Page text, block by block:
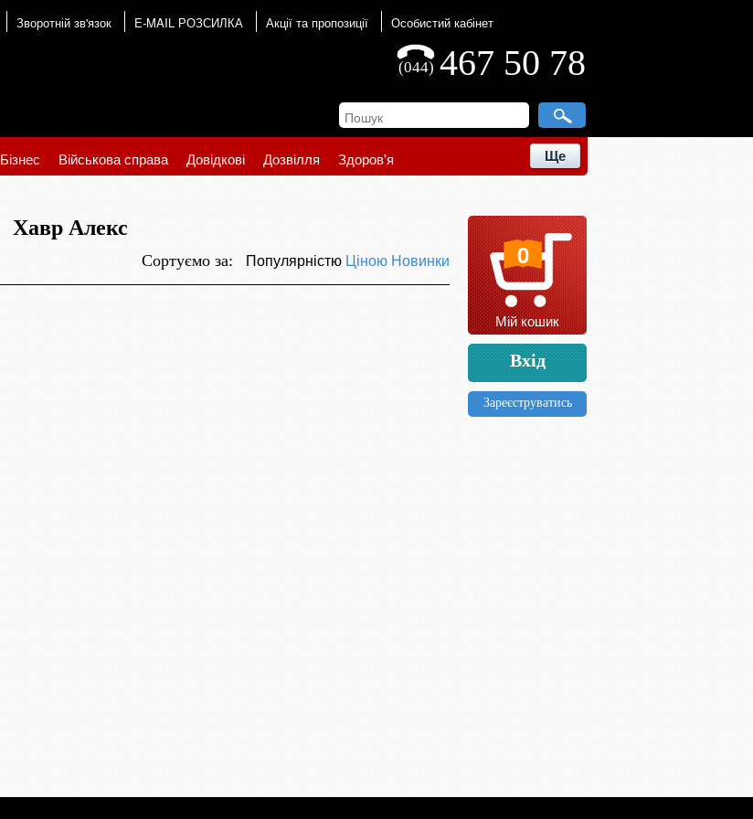
Зворотній зв'язок E-MAIL РОЗСИЛКА Акції та пропозиції Особистий кабінет
467 50 78
(044)
Бізнес Військова справа Довідкові Дозвілля Здоров'я Ще
Хавр Алекс
Сортуємо за: Популярністю Ціною Новинки 0
Мій кошик
Вхід
Зареєструватись